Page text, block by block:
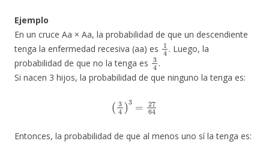
Ejemplo
En un cruce Aa × Aa, la probabilidad de que un descendiente
tenga la enfermedad recesiva (aa) es
14
​. Luego, la
probabilidad de que no la tenga es
34
​.
Si nacen 3 hijos, la probabilidad de que ninguno la tenga es:
(34)3 2764
Entonces, la probabilidad de que al menos uno sí la tenga es: